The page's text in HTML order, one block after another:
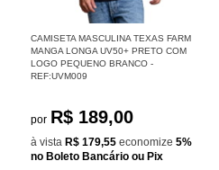
CAMISETA MASCULINA TEXAS FARM
MANGA LONGA UV50+ PRETO COM
LOGO PEQUENO BRANCO -
REF:UVM009
por R$ 189,00
à vista R$ 179,55 economize 5%
no Boleto Bancário ou Pix